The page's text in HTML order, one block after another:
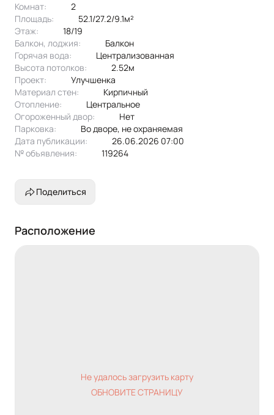
Комнат:
2
Площадь:
52.1/27.2/9.1м²
Этаж:
18/19
Балкон, лоджия:
балкон
Горячая вода:
централизованная
Высота потолков:
2.52м
Проект:
улучшенка
Материал стен:
Кирпичный
Отопление:
центральное
Огороженный двор:
Нет
Парковка:
во дворе, не охраняемая
Дата публикации:
26.06.2026 07:00
№ объявления:
119264
Поделиться
Расположение
Не удалось загрузить карту
ОБНОВИТЕ СТРАНИЦУ